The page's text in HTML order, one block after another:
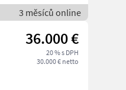
3 měsíců online
36.000 €
20 % s DPH
30.000 € netto